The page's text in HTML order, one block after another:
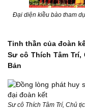
Đại diện kiều bào tham
Tinh thần của đoàn
Sư cô Thích Tâm Trí,
Bản
Sư cô Thích Tâm Trí, Chủ